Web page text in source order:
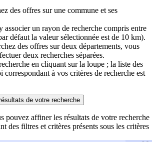
des offres sur une commune et ses
associer un rayon de recherche compris entre
défaut la valeur sélectionnée est de 10 km).
des offres sur deux départements, vous
deux recherches séparées.
en cliquant sur la loupe ; la liste des
correspondant à vos critères de recherche est
de votre recherche
pouvez affiner les résultats de votre recherche
des filtres et critères présents sous les critères